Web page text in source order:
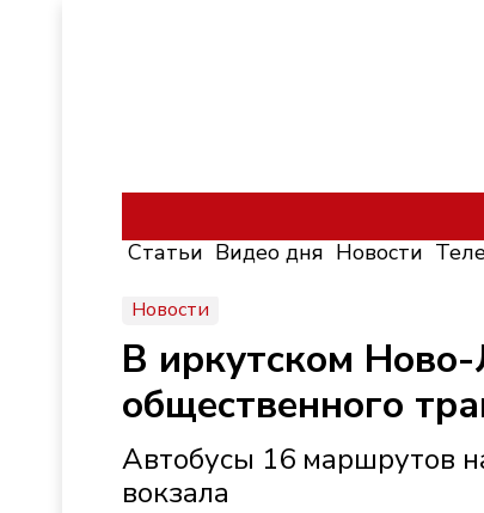
Статьи Видео дня Новости
Новости
В иркутском
общественного
Автобусы 16 маршрутов
вокзала